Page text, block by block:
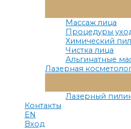
Массаж лица
Процедуры
Химический
Чистка лица
Альгинатные
Лазерная
Лазерный
Контакты
EN
Вход